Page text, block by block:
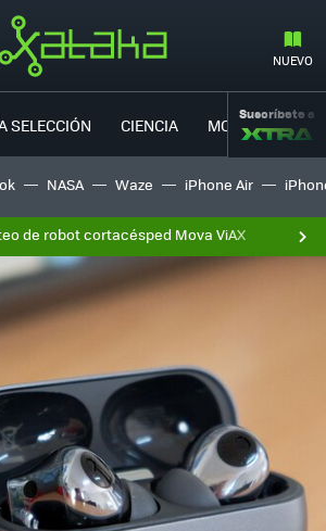
NUEVO
SELECCIÓN CIENCIA MOVILIDAD
Suscríbete a
NASA Waze iPhone Air
de robot cortacésped Mova ViAX